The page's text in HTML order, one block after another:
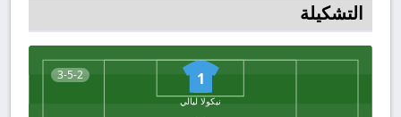
التشكيلة
3-5-2 1
نيكولا ليالي